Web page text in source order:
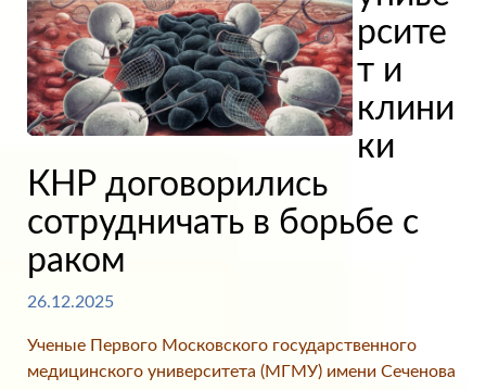
рсите
т и
клини
ки
КНР договорились
сотрудничать в борьбе с
раком
26.12.2025
Ученые Первого Московского государственного
медицинского университета (МГМУ) имени Сеченова